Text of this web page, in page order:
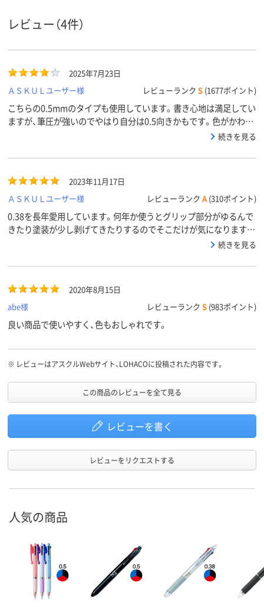
レビュー（4件）
2025年7月23日
ＡＳＫＵＬユーザー様
レビューランク S (1677ポイント)
こちらの0.5mmのタイプも使用しています。書き心地は満足してい
ますが、筆圧が強いのでやはり自分は0.5向きかもです。色がかわい
続きを見る
2023年11月17日
ＡＳＫＵＬユーザー様
レビューランク A (310ポイント)
0.38を長年愛用しています。何年か使うとグリップ部分がゆるんで
きたり塗装が少し剥げてきたりするのでそこだけが気になります
続きを見る
2020年8月15日
abe様
レビューランク S (983ポイント)
良い商品で使いやすく、色もおしゃれです。
※ レビューはアスクルWebサイト、LOHACOに投稿された内容です。
この商品のレビューを全て見る
レビューを書く
レビューをリクエストする
人気の商品